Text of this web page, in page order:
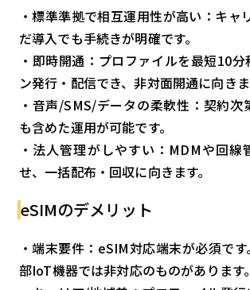
・標準準拠で相互運用性が高い：キャ
だ導入でも手続きが明確です。
・即時開通：プロファイルを最短10
ン発行・配信でき、非対面開通に向きま
・音声/SMS/データの柔軟性：契約次
も含めた運用が可能です。
・法人管理がしやすい：MDMや回線
せ、一括配布・回収に向きます。
eSIMのデメリット
・端末要件：eSIM対応端末が必須で
部IoT機器では非対応のものがあります。